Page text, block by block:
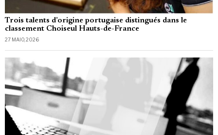
Trois talents d’origine portugaise distingués dans le
classement Choiseul Hauts-de-France
27 MAIO, 2026